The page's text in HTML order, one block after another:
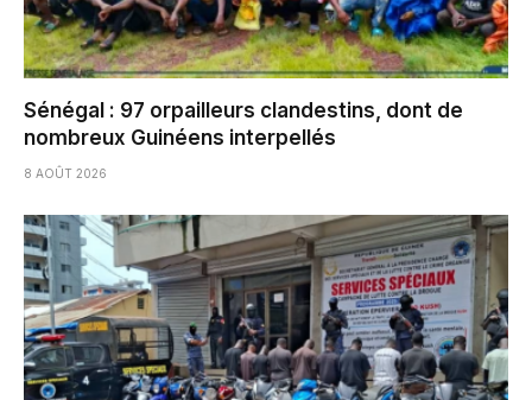
Sénégal : 97 orpailleurs clandestins, dont de
nombreux Guinéens interpellés
8 AOÛT 2026